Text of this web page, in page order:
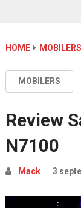
HOME MOBILERS
MOBILERS
Review
N7100
Mack 3